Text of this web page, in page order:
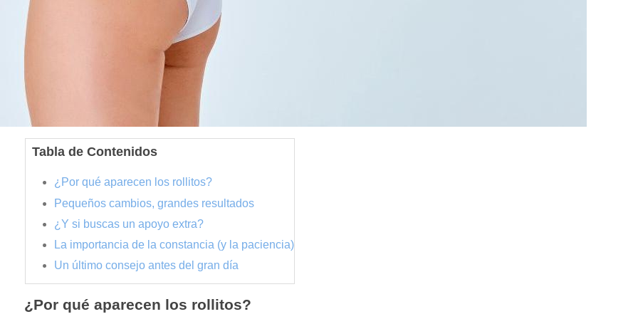
Tabla de Contenidos
¿Por qué aparecen los rollitos?
Pequeños cambios, grandes resultados
¿Y si buscas un apoyo extra?
La importancia de la constancia (y la paciencia)
Un último consejo antes del gran día
¿Por qué aparecen los rollitos?